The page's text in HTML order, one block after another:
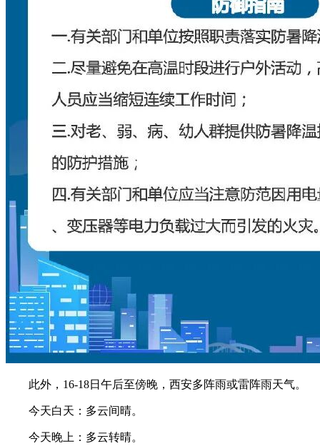
此外，16-18日午后至傍晚，西安多阵雨或雷阵雨天气。
今天白天：多云间晴。
今天晚上：多云转晴。